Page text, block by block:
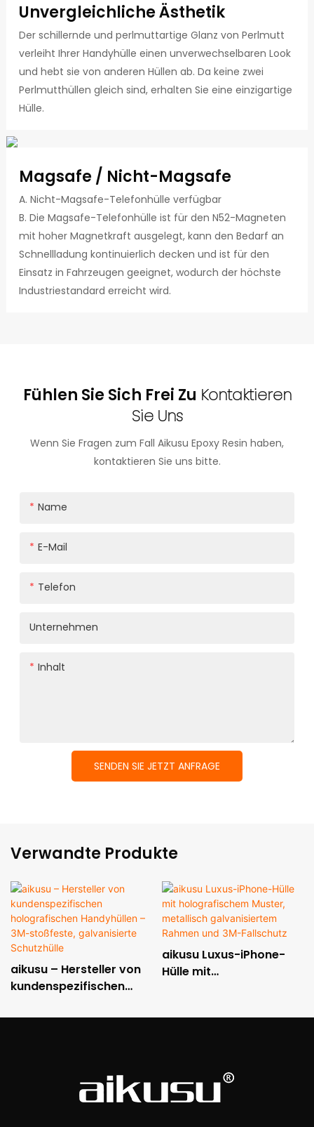
Unvergleichliche Ästhetik
Der schillernde und perlmuttartige Glanz von Perlmutt
verleiht Ihrer Handyhülle einen unverwechselbaren Look
und hebt sie von anderen Hüllen ab. Da keine zwei
Perlmutthüllen gleich sind, erhalten Sie eine einzigartige
Hülle.
Magsafe / Nicht-Magsafe
A. Nicht-Magsafe-Telefonhülle verfügbar
B. Die Magsafe-Telefonhülle ist für den N52-Magneten
mit hoher Magnetkraft ausgelegt, kann den Bedarf an
Schnellladung kontinuierlich decken und ist für den
Einsatz in Fahrzeugen geeignet, wodurch der höchste
Industriestandard erreicht wird.
Fühlen Sie Sich Frei Zu Kontaktieren
Sie Uns
Wenn Sie Fragen zum Fall Aikusu Epoxy Resin haben,
kontaktieren Sie uns bitte.
Name
E-Mail
Telefon
Unternehmen
Inhalt
SENDEN SIE JETZT ANFRAGE
Verwandte Produkte
aikusu – Hersteller von
kundenspezifischen
Handyhüllen – 3M-
aikusu Luxus-iPhone-
Hülle mit
galvanisiertem Rahmen